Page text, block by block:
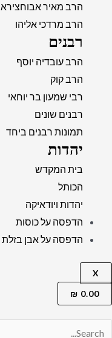
הרב מאיר אבוחצירא
הרב מרדכי אליהו
רבנים
הרב עובדיה יוסף
הרב קוק
רבי שמעון בר יוחאי
רבנים שונים
תמונות רבנים ביחד
יהדות
בית המקדש
הכותל
יהדות ויודאיקה
הדפסה על כוסות
הדפסה על אבן בזלת
X
0.00
₪